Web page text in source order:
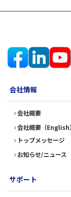
会社情報
会社概要
会社概要（English）
トップメッセージ
お知らせ/ニュース
サポート